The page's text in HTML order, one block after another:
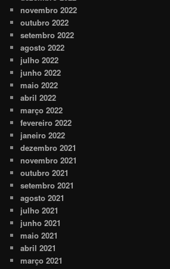
novembro 2022
outubro 2022
setembro 2022
agosto 2022
julho 2022
junho 2022
maio 2022
abril 2022
março 2022
fevereiro 2022
janeiro 2022
dezembro 2021
novembro 2021
outubro 2021
setembro 2021
agosto 2021
julho 2021
junho 2021
maio 2021
abril 2021
março 2021